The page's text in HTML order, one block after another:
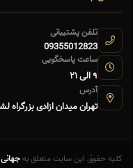
تلفن پشتیبانی
09355012823
ساعت پاسخگویی
۹ الی ۲۱
آدرس
تهران میدان ازادی بزرگراه
کلیه حقوق این سایت متعلق بهجهانی